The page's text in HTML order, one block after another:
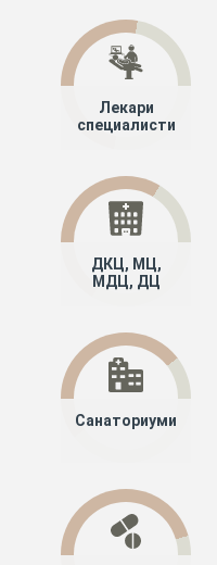
Лекари
специалисти
ДКЦ, МЦ,
МДЦ, ДЦ
Санаториуми